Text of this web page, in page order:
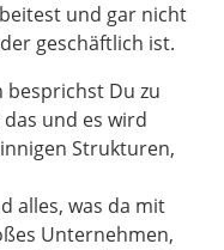
und gar nicht
geschäftlich ist.
besprichst Du zu
und es wird
Strukturen,
alles, was da mit
Unternehmen,